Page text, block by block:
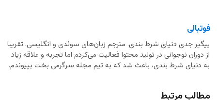
فوتبالی
پیگیر جدی دنیای شرط بندی. مترجم زبان‌های سوئدی و انگلیسی. تقریبا
از دوران نوجوانی در تولید محتوا فعالیت می‌کردم اما تجربه و علاقه زیاد
به دنیای شرط بندی، باعث شد که به تیم مجله سرگرمی بخت بپیوندم.
مطالب مرتبط